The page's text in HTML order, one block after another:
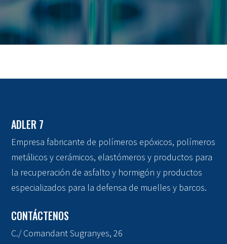
ADLER 7
Empresa fabricante de polímeros epóxicos, polímeros
metálicos y cerámicos, elastómeros y productos para
la recuperación de asfalto y hormigón y productos
especializados para la defensa de muelles y barcos.
CONTÁCTENOS
C./ Comandant Sugranyes, 26